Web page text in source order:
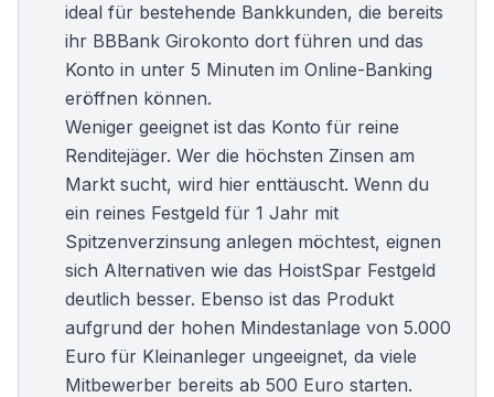
ideal für bestehende Bankkunden, die bereits
ihr BBBank Girokonto dort führen und das
Konto in unter 5 Minuten im Online-Banking
eröffnen können.
Weniger geeignet ist das Konto für reine
Renditejäger. Wer die höchsten Zinsen am
Markt sucht, wird hier enttäuscht. Wenn du
ein reines Festgeld für 1 Jahr mit
Spitzenverzinsung anlegen möchtest, eignen
sich Alternativen wie das HoistSpar Festgeld
deutlich besser. Ebenso ist das Produkt
aufgrund der hohen Mindestanlage von 5.000
Euro für Kleinanleger ungeeignet, da viele
Mitbewerber bereits ab 500 Euro starten.